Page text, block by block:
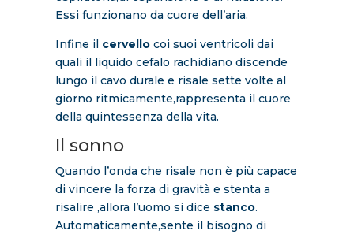
Essi funzionano da cuore dell’aria.
Infine il cervellocoi suoi ventricoli dai
quali il liquido cefalo rachidiano discende
lungo il cavo durale e risale sette volte al
giorno ritmicamente,rappresenta il cuore
della quintessenza della vita.
Il sonno
Quando l’onda che risale non è più capace
di vincere la forza di gravità e stenta a
risalire ,allora l’uomo si dice stanco.
Automaticamente,sente il bisogno di